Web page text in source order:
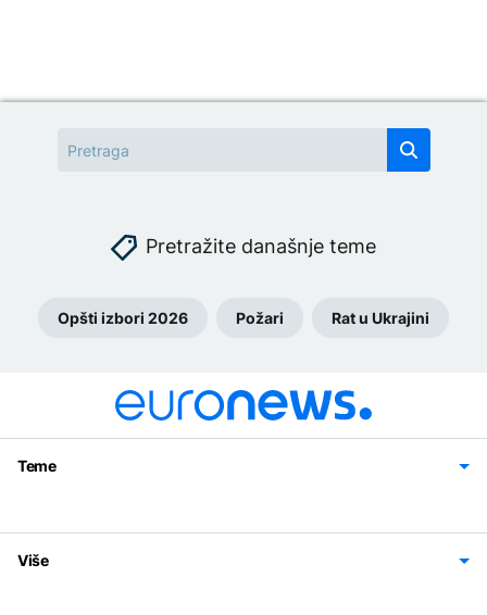
Pretražite današnje teme
Opšti izbori 2026 Požari Rat u Ukrajini
Teme
Svijet
Sport
Magazin
Više